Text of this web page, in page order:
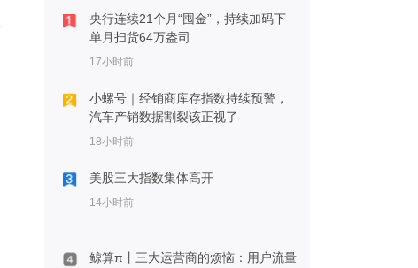
央行连续21个月“囤金”，持续加码下
单月扫货64万盎司
17小时前
小螺号｜经销商库存指数持续预警，
汽车产销数据割裂该正视了
18小时前
美股三大指数集体高开
14小时前
鲸算π丨三大运营商的烦恼：用户流量